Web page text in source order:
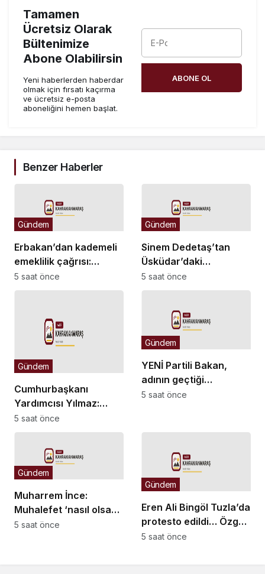
Tamamen
Ücretsiz Olarak
Bültenimize
Abone Olabilirsin
Yeni haberlerden haberdar
olmak için fırsatı kaçırma
ve ücretsiz e-posta
aboneliğini hemen başlat.
ABONE OL
Benzer Haberler
Erbakan’dan kademeli
emeklilik çağrısı:
Mağduriyet artık
giderilmeli
Gündem
5 saat önce
Sinem Dedetaş’tan
Üsküdar’daki
başkanvekili seçimine
ilişkin mesaj
Gündem
5 saat önce
Cumhurbaşkanı
Yardımcısı Yılmaz:
Güçlü iç cephemiz ile
bölgemizdeki
emperyalist tuzakları
boşa çıkarmaya devam
edeceğiz
Gündem
5 saat önce
YENİ Partili Bakan,
adının geçtiği
WhatsApp yazışmaları
Gündem
5 saat önce
Muharrem İnce:
Muhalefet ‘nasıl olsa
kazanıyoruz’
Gündem
5 saat önce
Eren Ali Bingöl Tuzla’da
protesto edildi… Özgür
Çelik’ten 40 milyar
Gündem
5 saat önce